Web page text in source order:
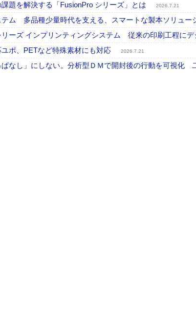
題を解決する「FusionPro シリーズ」とは 2026.7.21
ム 多品種少量時代を支える、スマートな製本ソリュー
ーズ インプリンティングシステム 従来の印刷工程にデ
ポ、PETなど特殊素材にも対応 2026.7.21
なし」にしない。分析型ＤＭで開封後の行動を可視化